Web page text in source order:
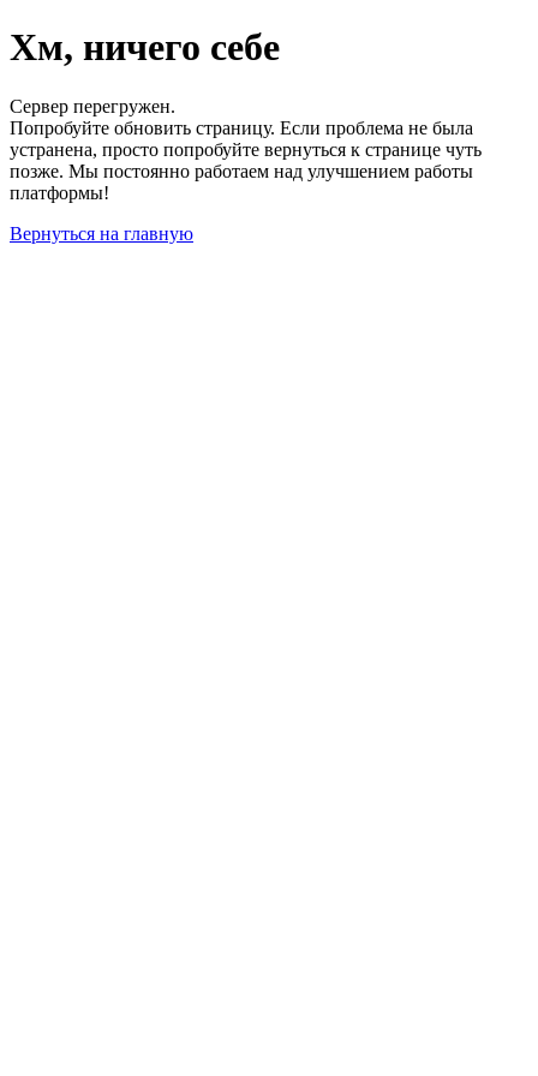
Хм, ничего себе
Сервер перегружен.
Попробуйте обновить страницу. Если проблема не была
устранена, просто попробуйте вернуться к странице чуть
позже. Мы постоянно работаем над улучшением работы
платформы!
Вернуться на главную